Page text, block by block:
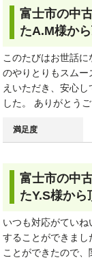
富士市の中
たA.M様か
このたびはお世話
のやりとりもスム
えいただき、安心
した。 ありがとうご
満足度
富士市の中
たY.S様から
いつも対応がてい
することができまし
ことができたので